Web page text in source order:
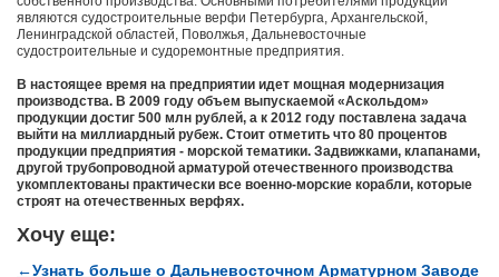
являются судостроительные верфи Петербурга, Архангельской,
Ленинградской областей, Поволжья, Дальневосточные
судостроительные и судоремонтные предприятия.
В настоящее время на предприятии идет мощная модернизация
производства. В 2009 году объем выпускаемой «Аскольдом»
продукции достиг 500 млн рублей, а к 2012 году поставлена задача
выйти на миллиардный рубеж. Стоит отметить что 80 процентов
продукции предприятия - морской тематики. Задвижками, клапанами,
другой трубопроводной арматурой отечественного производства
укомплектованы практически все военно-морские корабли, которые
строят на отечественных верфях.
Хочу еще:
←Узнать больше о Дальневосточном Арматурном Заводе